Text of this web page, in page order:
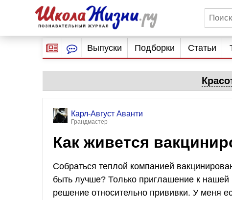
Выпуски Подборки Статьи
Карл-Август Аванти
Грандмастер
Как живется
Собраться теплой компанией
быть лучше? Только приглашение к
решение относительно прививки. У меня